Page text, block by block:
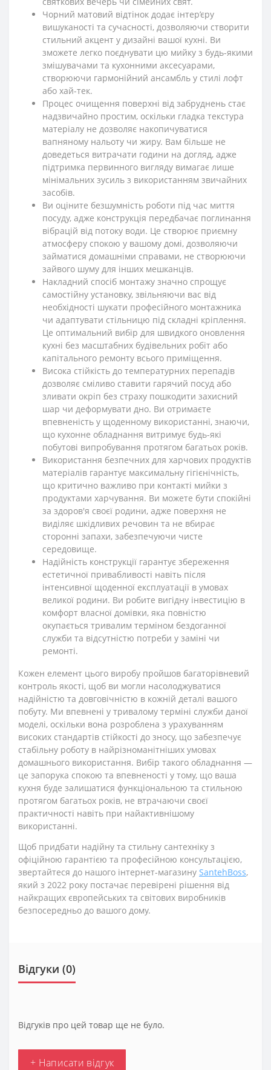
Чорний матовий відтінок додає інтер’єру
вишуканості та сучасності, дозволяючи створити
стильний акцент у дизайні вашої кухні. Ви
зможете легко поєднувати цю мийку з будь-якими
змішувачами та кухонними аксесуарами,
створюючи гармонійний ансамбль у стилі лофт
або хай-тек.
Процес очищення поверхні від забруднень стає
надзвичайно простим, оскільки гладка текстура
матеріалу не дозволяє накопичуватися
вапняному нальоту чи жиру. Вам більше не
доведеться витрачати години на догляд, адже
підтримка первинного вигляду вимагає лише
мінімальних зусиль з використанням звичайних
засобів.
Ви оціните безшумність роботи під час миття
посуду, адже конструкція передбачає поглинання
вібрацій від потоку води. Це створює приємну
атмосферу спокою у вашому домі, дозволяючи
займатися домашніми справами, не створюючи
зайвого шуму для інших мешканців.
Накладний спосіб монтажу значно спрощує
самостійну установку, звільняючи вас від
необхідності шукати професійного монтажника
чи адаптувати стільницю під складні кріплення.
Це оптимальний вибір для швидкого оновлення
кухні без масштабних будівельних робіт або
капітального ремонту всього приміщення.
Висока стійкість до температурних перепадів
дозволяє сміливо ставити гарячий посуд або
зливати окріп без страху пошкодити захисний
шар чи деформувати дно. Ви отримаєте
впевненість у щоденному використанні, знаючи,
що кухонне обладнання витримує будь-які
побутові випробування протягом багатьох років.
Використання безпечних для харчових продуктів
матеріалів гарантує максимальну гігієнічність,
що критично важливо при контакті мийки з
продуктами харчування. Ви можете бути спокійні
за здоров'я своєї родини, адже поверхня не
виділяє шкідливих речовин та не вбирає
сторонні запахи, забезпечуючи чисте
середовище.
Надійність конструкції гарантує збереження
естетичної привабливості навіть після
інтенсивної щоденної експлуатації в умовах
великої родини. Ви робите вигідну інвестицію в
комфорт власної домівки, яка повністю
окупається тривалим терміном бездоганної
служби та відсутністю потреби у заміні чи
ремонті.
Кожен елемент цього виробу пройшов багаторівневий
контроль якості, щоб ви могли насолоджуватися
надійністю та довговічністю в кожній деталі вашого
побуту. Ми впевнені у тривалому терміні служби даної
моделі, оскільки вона розроблена з урахуванням
високих стандартів стійкості до зносу, що забезпечує
стабільну роботу в найрізноманітніших умовах
домашнього використання. Вибір такого обладнання —
це запорука спокою та впевненості у тому, що ваша
кухня буде залишатися функціональною та стильною
протягом багатьох років, не втрачаючи своєї
практичності навіть при найактивнішому
використанні.
Щоб придбати надійну та стильну сантехніку з
офіційною гарантією та професійною консультацією,
звертайтеся до нашого інтернет-магазину SantehBoss,
який з 2022 року постачає перевірені рішення від
найкращих європейських та світових виробників
безпосередньо до вашого дому.
Відгуки (0)
Відгуків про цей товар ще не було.
+ Написати відгук